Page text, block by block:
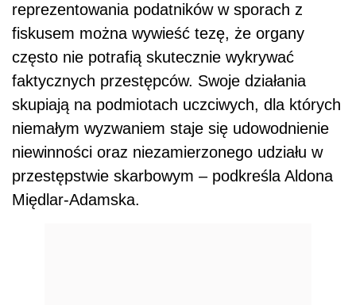
reprezentowania podatników w sporach z
fiskusem można wywieść tezę, że organy
często nie potrafią skutecznie wykrywać
faktycznych przestępców. Swoje działania
skupiają na podmiotach uczciwych, dla których
niemałym wyzwaniem staje się udowodnienie
niewinności oraz niezamierzonego udziału w
przestępstwie skarbowym – podkreśla Aldona
Międlar-Adamska.